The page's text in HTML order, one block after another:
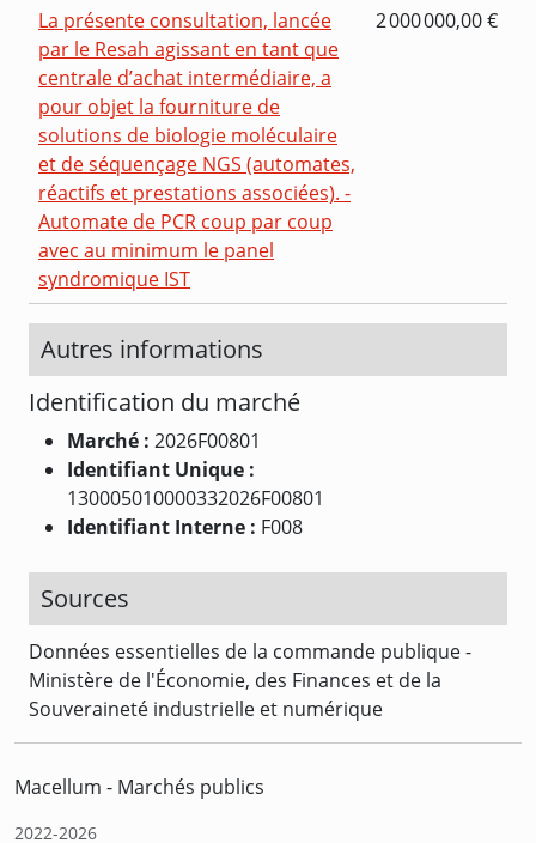
La présente consultation, lancée
par le Resah agissant en tant que
centrale d’achat intermédiaire, a
pour objet la fourniture de
solutions de biologie moléculaire
et de séquençage NGS (automates,
réactifs et prestations associées). -
Automate de PCR coup par coup
avec au minimum le panel
syndromique IST
2 000 000,00 €
Autres informations
Identification du marché
Marché : 2026F00801
Identifiant Unique :
130005010000332026F00801
Identifiant Interne : F008
Sources
Données essentielles de la commande publique -
Ministère de l'Économie, des Finances et de la
Souveraineté industrielle et numérique
Macellum - Marchés publics
2022-2026